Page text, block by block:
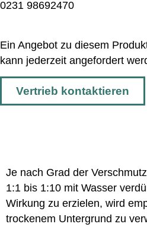
0231 98692470
Ein Angebot zu diesem
kann jederzeit angefordert
Vertrieb kontaktieren
Je nach Grad der
1:1 bis 1:10 mit Wasser
Wirkung zu erzielen, wird
trockenem Untergrund zu